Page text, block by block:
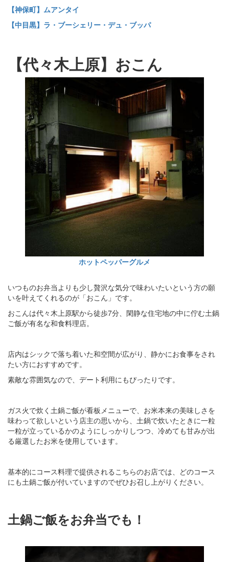
【神保町】ムアンタイ
【中目黒】ラ・ブーシェリー・デュ・ブッパ
【代々木上原】おこん
ホットペッパーグルメ
いつものお弁当よりも少し贅沢な気分で味わいたいという方の願
いを叶えてくれるのが「おこん」です。
おこんは代々木上原駅から徒歩7分、閑静な住宅地の中に佇む土鍋
ご飯が有名な和食料理店。
店内はシックで落ち着いた和空間が広がり、静かにお食事をされ
たい方におすすめです。
素敵な雰囲気なので、デート利用にもぴったりです。
ガス火で炊く土鍋ご飯が看板メニューで、お米本来の美味しさを
味わって欲しいという店主の思いから、土鍋で炊いたときに一粒
一粒が立っているかのようにしっかりしつつ、冷めても甘みが出
る厳選したお米を使用しています。
基本的にコース料理で提供されるこちらのお店では、どのコース
にも土鍋ご飯が付いていますのでぜひお召し上がりください。
土鍋ご飯をお弁当でも！